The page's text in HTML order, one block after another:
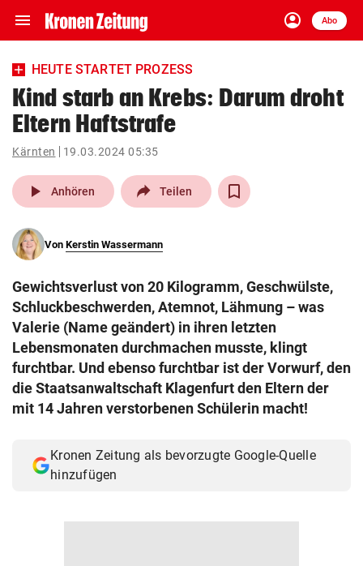
menu Navigation
ein-/ausklappen
account_circle
Anmelden
Abo
close Schließen
account_circle Anmelden
pin_drop
Wien arrow_right
search
eingeben
Muthgasse 2, 1190 Wien
HEUTE STARTET PROZESS
Kind starb an Krebs: Darum droht
Eltern Haftstrafe
Kärnten 19.03.2024 05:35
play_arrow Anhören Teilen
Von Kerstin Wassermann
Gewichtsverlust von 20 Kilogramm, Geschwülste,
Schluckbeschwerden, Atemnot, Lähmung – was
Valerie (Name geändert) in ihren letzten
Lebensmonaten durchmachen musste, klingt
furchtbar. Und ebenso furchtbar ist der Vorwurf, den
die Staatsanwaltschaft Klagenfurt den Eltern der
mit 14 Jahren verstorbenen Schülerin macht!
Kronen Zeitung als bevorzugte Google-Quelle
hinzufügen